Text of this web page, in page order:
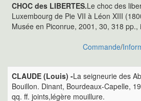
CHOC des LIBERTES.Le choc des
Luxembourg de Pie VII à Léon XIII
Musée en Piconrue, 2001, 30, 318 pp.,
Commande/
CLAUDE (Louis) -La seigneurie des
Bouillon. Dinant, Bourdeaux-Capelle,
qq. ff. joints,légère mouillure.